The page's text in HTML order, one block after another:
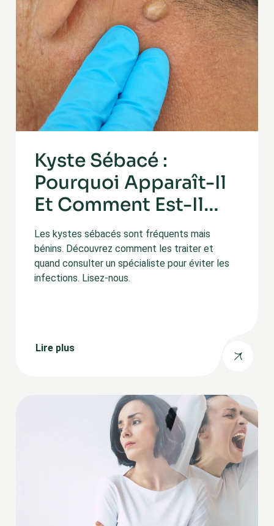
Kyste Sébacé :
Pourquoi Apparaît-Il
Et Comment Est-Il
Traité ?
Les kystes sébacés sont fréquents mais
bénins. Découvrez comment les traiter et
quand consulter un spécialiste pour éviter les
infections. Lisez-nous.